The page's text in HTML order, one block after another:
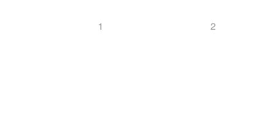
1 2